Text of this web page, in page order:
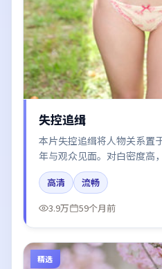
失控追缉
本片失控追缉将人物关系置
年与观众见面。对白密度高
易烊千玺的台词节奏值得关
冷色调摄影。
高清
流畅
3.9万
59个月前
精选